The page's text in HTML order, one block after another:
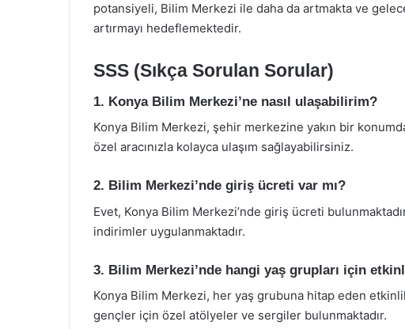
potansiyeli, Bilim Merkezi ile daha da artmakta ve
artırmayı hedeflemektedir.
SSS (Sıkça Sorulan Sorular)
1. Konya Bilim Merkezi’ne nasıl ulaşabilirim?
Konya Bilim Merkezi, şehir merkezine yakın bir
özel aracınızla kolayca ulaşım sağlayabilirsiniz.
2. Bilim Merkezi’nde giriş ücreti var mı?
Evet, Konya Bilim Merkezi’nde giriş ücreti
indirimler uygulanmaktadır.
3. Bilim Merkezi’nde hangi yaş grupları için
Konya Bilim Merkezi, her yaş grubuna hitap eden
gençler için özel atölyeler ve sergiler bulunmaktadır.